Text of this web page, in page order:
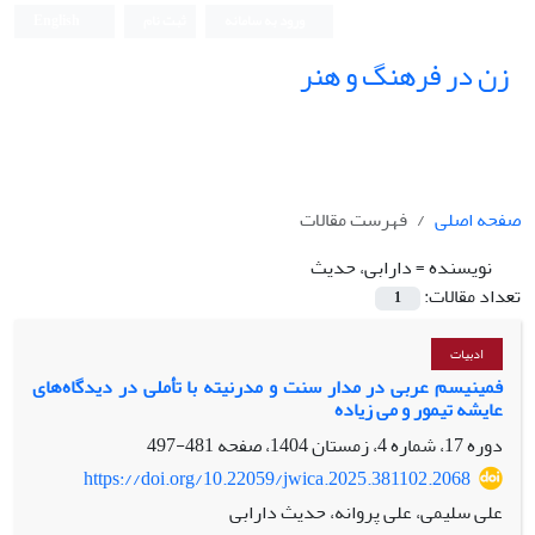
زن در فرهنگ و هنر
صفحه اصلی
فهرست مقالات
نویسنده =دارابی، حدیث
تعداد مقالات:
1
ادبیات
فمینیسم عربی در مدار سنت و مدرنیته با تأملی در دیدگاه‌های
عایشه تیمور و می زیاده
دوره 17، شماره 4، زمستان 1404، صفحه
481-497
https://doi.org/10.22059/jwica.2025.381102.2068
علی سلیمی، علی پروانه، حدیث دارابی